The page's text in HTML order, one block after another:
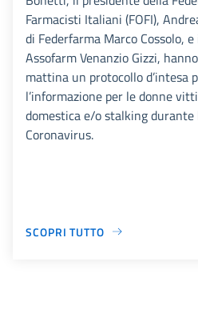
Farmacisti Italiani (FOFI),
di Federfarma Marco Cossolo,
Assofarm Venanzio Gizzi,
mattina un protocollo d’intesa
l’informazione per le donne
domestica e/o stalking durante
Coronavirus.
SCOPRI TUTTO